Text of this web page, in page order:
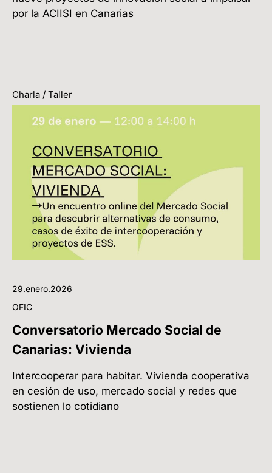
por la ACIISI en Canarias
Charla / Taller
29.enero.2026
OFIC
Conversatorio Mercado Social de
Canarias: Vivienda
Intercooperar para habitar. Vivienda cooperativa
en cesión de uso, mercado social y redes que
sostienen lo cotidiano